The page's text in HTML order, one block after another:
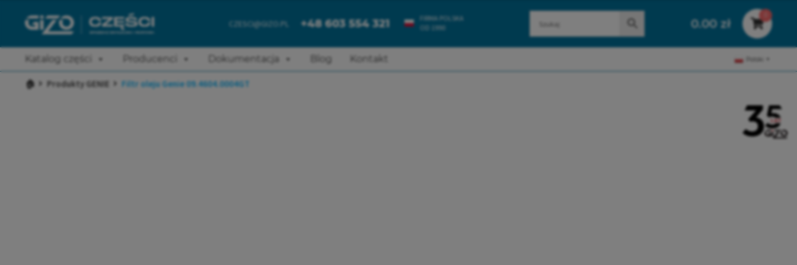
CZESCI@GIZO.PL +48 603 554 321 OD 1990 0.00zł
Katalog części Producenci Dokumentacja Blog Kontakt
🏠 Produkty GENIE Filtr oleju Genie 09.4604.0004GT